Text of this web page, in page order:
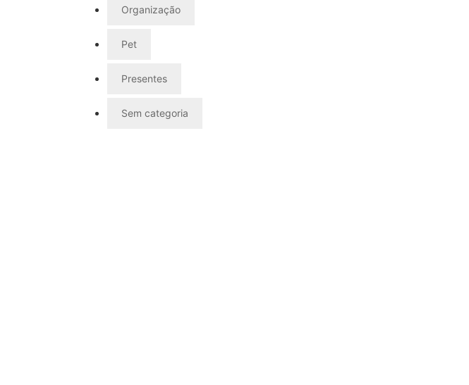
Organização
Pet
Presentes
Sem categoria